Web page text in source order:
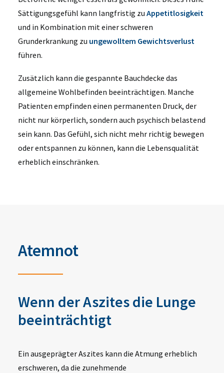
Sättigungsgefühl kann langfristig zu Appetitlosigkeit
und in Kombination mit einer schweren
Grunderkrankung zu ungewolltem Gewichtsverlust
führen.
Zusätzlich kann die gespannte Bauchdecke das
allgemeine Wohlbefinden beeinträchtigen. Manche
Patienten empfinden einen permanenten Druck, der
nicht nur körperlich, sondern auch psychisch belastend
sein kann. Das Gefühl, sich nicht mehr richtig bewegen
oder entspannen zu können, kann die Lebensqualität
erheblich einschränken.
Atemnot
Wenn der Aszites die Lunge
beeinträchtigt
Ein ausgeprägter Aszites kann die Atmung erheblich
erschweren, da die zunehmende